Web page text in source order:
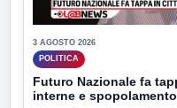
3 AGOSTO 2026
POLITICA
Futuro Nazionale fa
interne e spopolamento